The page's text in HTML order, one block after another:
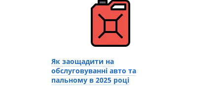
Як заощадити на
обслуговуванні авто та
пальному в 2025 році